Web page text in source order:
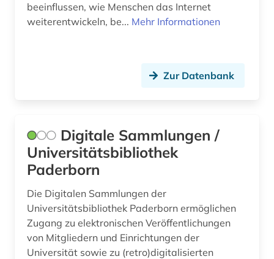
suchmaschine (3)
technikgeschichte (3)
technologie (1)
thailand (1)
theologie (2)
beeinflussen, wie Menschen das Internet
weiterentwickeln, be... Mehr Informationen
Zur Datenbank
Digitale Sammlungen /
Universitätsbibliothek
Paderborn
Die Digitalen Sammlungen der
Universitätsbibliothek Paderborn ermöglichen
Zugang zu elektronischen Veröffentlichungen
von Mitgliedern und Einrichtungen der
Universität sowie zu (retro)digitalisierten